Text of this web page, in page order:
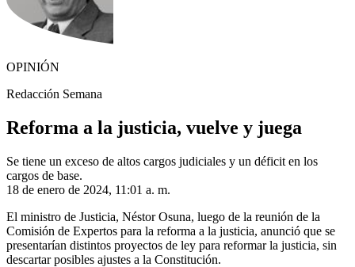
OPINIÓN
Redacción Semana
Reforma a la justicia, vuelve y juega
Se tiene un exceso de altos cargos judiciales y un déficit en los
cargos de base.
18 de enero de 2024, 11:01 a. m.
El ministro de Justicia, Néstor Osuna, luego de la reunión de la
Comisión de Expertos para la reforma a la justicia, anunció que se
presentarían distintos proyectos de ley para reformar la justicia, sin
descartar posibles ajustes a la Constitución.